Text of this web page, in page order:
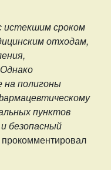
истекшим сроком
отходам,
на полигоны
пунктов
безопасный